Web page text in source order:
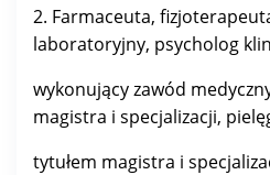
2. Farmaceuta,
laboratoryjny, psycholog
wykonujący zawód
magistra i specjalizacji,
tytułem magistra i